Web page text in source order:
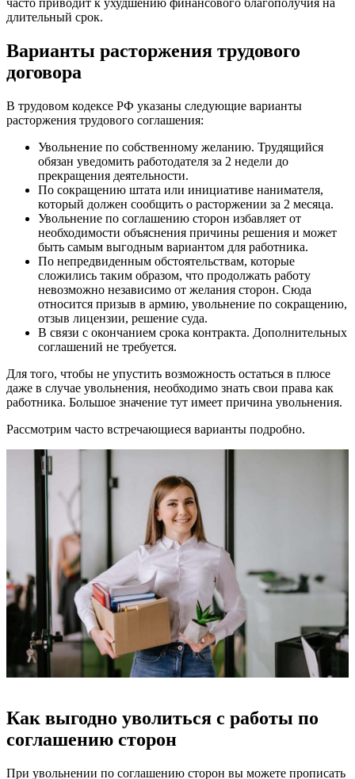
часто приводит к ухудшению финансового благополучия на
длительный срок.
Варианты расторжения трудового
договора
В трудовом кодексе РФ указаны следующие варианты
расторжения трудового соглашения:
Увольнение по собственному желанию. Трудящийся
обязан уведомить работодателя за 2 недели до
прекращения деятельности.
По сокращению штата или инициативе нанимателя,
который должен сообщить о расторжении за 2 месяца.
Увольнение по соглашению сторон избавляет от
необходимости объяснения причины решения и может
быть самым выгодным вариантом для работника.
По непредвиденным обстоятельствам, которые
сложились таким образом, что продолжать работу
невозможно независимо от желания сторон. Сюда
относится призыв в армию, увольнение по сокращению,
отзыв лицензии, решение суда.
В связи с окончанием срока контракта. Дополнительных
соглашений не требуется.
Для того, чтобы не упустить возможность остаться в плюсе
даже в случае увольнения, необходимо знать свои права как
работника. Большое значение тут имеет причина увольнения.
Рассмотрим часто встречающиеся варианты подробно.
Как выгодно уволиться с работы по
соглашению сторон
При увольнении по соглашению сторон вы можете прописать